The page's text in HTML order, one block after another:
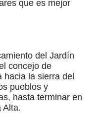
que es mejor
del Jardín
concejo de
hacia la sierra del
pueblos y
hasta terminar en
Alta.